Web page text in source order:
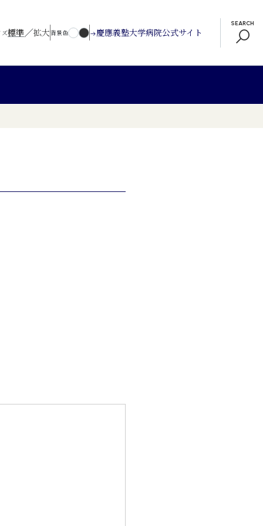
ズ標準／拡大背景色 慶應義塾大学病院公式サイト
SEARCH